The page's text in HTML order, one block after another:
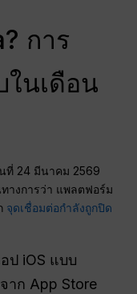
การ
ในเดือน
ที่ 24 มีนาคม 2569
างการว่า แพลตฟอร์ม
จุดเชื่อมต่อกำลังถูกปิด
ป iOS แบบ
าก App Store